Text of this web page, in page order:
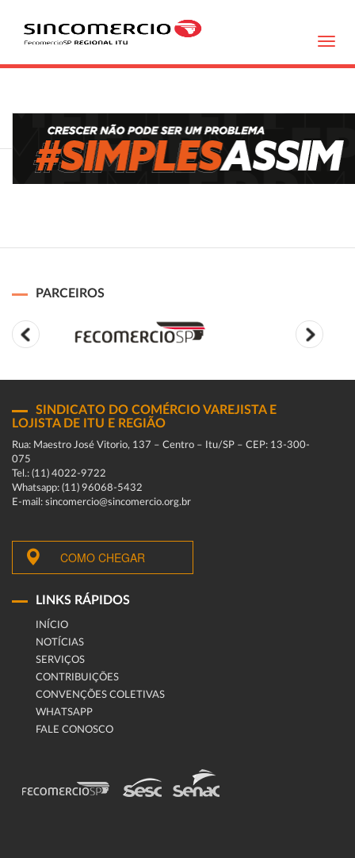
PARCEIROS
SINDICATO DO COMÉRCIO VAREJISTA E
LOJISTA DE ITU E REGIÃO
Rua: Maestro José Vitorio, 137 – Centro – Itu/SP – CEP: 13-300-
075
Tel.: (11) 4022-9722
Whatsapp: (11) 96068-5432
E-mail: sincomercio@sincomercio.org.br
COMO CHEGAR
LINKS RÁPIDOS
INÍCIO
NOTÍCIAS
SERVIÇOS
CONTRIBUIÇÕES
CONVENÇÕES COLETIVAS
WHATSAPP
FALE CONOSCO